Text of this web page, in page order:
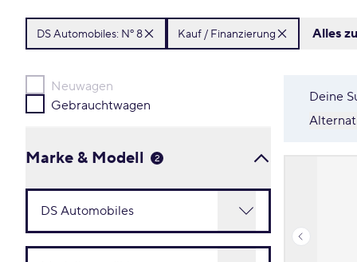
DS Automobiles: Nº 8 Kauf / Finanzierung Alles
Neuwagen
Gebrauchtwagen
Marke & Modell 2
Deine